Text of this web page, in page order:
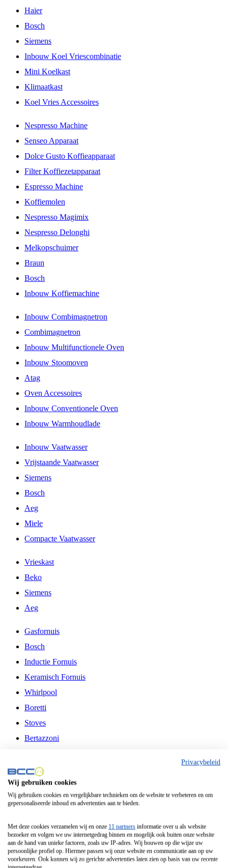
Haier
Bosch
Siemens
Inbouw Koel Vriescombinatie
Mini Koelkast
Klimaatkast
Koel Vries Accessoires
Nespresso Machine
Senseo Apparaat
Dolce Gusto Koffieapparaat
Filter Koffiezetapparaat
Espresso Machine
Koffiemolen
Nespresso Magimix
Nespresso Delonghi
Melkopschuimer
Braun
Bosch
Inbouw Koffiemachine
Inbouw Combimagnetron
Combimagnetron
Inbouw Multifunctionele Oven
Inbouw Stoomoven
Atag
Oven Accessoires
Inbouw Conventionele Oven
Inbouw Warmhoudlade
Inbouw Vaatwasser
Vrijstaande Vaatwasser
Siemens
Bosch
Aeg
Miele
Compacte Vaatwasser
Vrieskast
Beko
Siemens
Aeg
Gasfornuis
Bosch
Inductie Fornuis
Keramisch Fornuis
Whirlpool
Boretti
Stoves
Bertazzoni
Fitelli
Airfryer
Frituurpan
Contactgrill
Broodbakmachine
Broodrooster
Privacybeleid
Wij gebruiken cookies
Wij gebruiken cookies en vergelijkbare technieken om de website te verbeteren en om
gepersonaliseerde inhoud en advertenties aan te bieden.
Met deze cookies verzamelen wij en onze 11 partners informatie over u als website
bezoeker en volgen we uw internetgedrag binnen en mogelijk ook buiten onze website
aan de hand van unieke factoren, zoals uw IP-adres. Wij bouwen op die wijze uw
persoonlijke profiel op. Hiermee passen wij onze website en communicatie aan op uw
voorkeuren. Ook kunnen wij zo gerichte advertenties laten zien op basis van uw recente